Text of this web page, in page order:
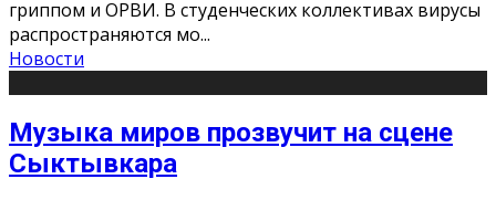
гриппом и ОРВИ. В студенческих коллективах вирусы
распространяются мо...
Новости
Музыка миров прозвучит на сцене
Сыктывкара